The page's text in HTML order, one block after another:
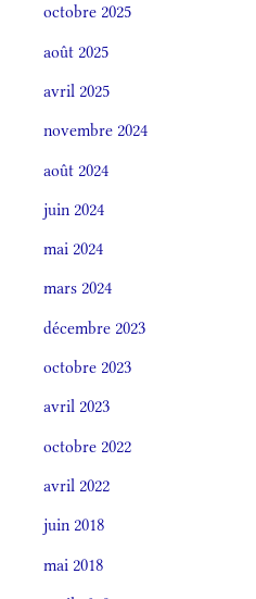
octobre 2025
août 2025
avril 2025
novembre 2024
août 2024
juin 2024
mai 2024
mars 2024
décembre 2023
octobre 2023
avril 2023
octobre 2022
avril 2022
juin 2018
mai 2018